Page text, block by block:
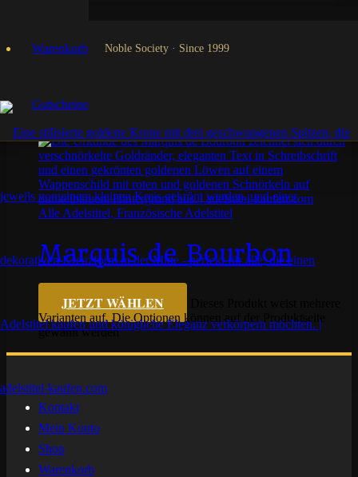
Warenkorb
Gutscheine
Noble Society · Since 1999
Marchioness
Einzelnes Ergebnis wird angezeigt
Alle Adelstitel, Französische Adelstitel
Marquis de Bourbon
€49,90
JETZT WÄHLEN
Varianten auf. Die Optionen können auf der Produktseite
gewählt werden
Kontakt
Mein Konto
Shop
Warenkorb